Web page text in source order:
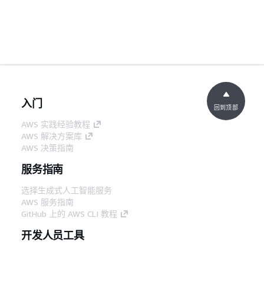
入门
AWS 实践经验教程
AWS 解决方案库
AWS 决策指南
服务指南
选择生成式人工智能服务
AWS 服务指南
GitHub 上的 AWS CLI 教程
开发人员工具
回到顶部